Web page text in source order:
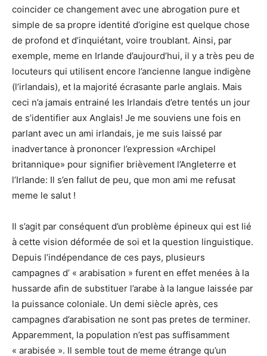
coincider ce changement avec une abrogation pure et
simple de sa propre identité d’origine est quelque chose
de profond et d’inquiétant, voire troublant. Ainsi, par
exemple, meme en Irlande d’aujourd’hui, il y a très peu de
locuteurs qui utilisent encore l’ancienne langue indigène
(l’irlandais), et la majorité écrasante parle anglais. Mais
ceci n’a jamais entrainé les Irlandais d’etre tentés un jour
de s’identifier aux Anglais! Je me souviens une fois en
parlant avec un ami irlandais, je me suis laissé par
inadvertance à prononcer l’expression «Archipel
britannique» pour signifier brièvement l’Angleterre et
l’Irlande: Il s’en fallut de peu, que mon ami me refusat
meme le salut !
Il s’agit par conséquent d’un problème épineux qui est lié
à cette vision déformée de soi et la question linguistique.
Depuis l’indépendance de ces pays, plusieurs
campagnes d’ « arabisation » furent en effet menées à la
hussarde afin de substituer l’arabe à la langue laissée par
la puissance coloniale. Un demi siècle après, ces
campagnes d’arabisation ne sont pas pretes de terminer.
Apparemment, la population n’est pas suffisamment
« arabisée ». Il semble tout de meme étrange qu’un